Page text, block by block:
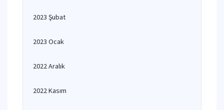
2023 Şubat
2023 Ocak
2022 Aralık
2022 Kasım